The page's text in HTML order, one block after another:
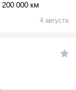
200 000 км
4 августа